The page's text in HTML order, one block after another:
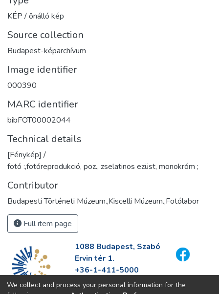
KÉP / önálló kép
Source collection
Budapest-képarchívum
Image identifier
000390
MARC identifier
bibFOT00002044
Technical details
[Fénykép] /
fotó :,fotóreprodukció, poz., zselatinos ezüst, monokróm ;
Contributor
Budapesti Történeti Múzeum.,Kiscelli Múzeum.,Fotólabor
Full item page
1088 Budapest, Szabó
Ervin tér 1.
+36-1-411-5000
info@fszek.hu
We collect and process your personal information for the